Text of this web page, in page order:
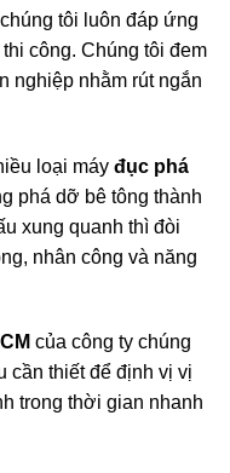
tôi luôn đáp ứng
công. Chúng tôi đem
nghiệp nhằm rút ngắn
loại máy đục phá
phá dỡ bê tông thành
xung quanh thì đòi
nhân công và năng
của công ty chúng
cần thiết để định vị vị
trong thời gian nhanh